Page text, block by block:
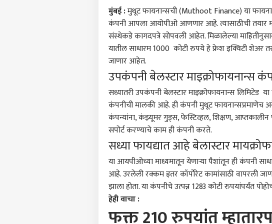
मुंबई :मुथूट फायनान्सची (Muthoot Finance) या
कंपनी आपला आयोपीओ आणणार आहे. त्यासाठीची तयार
संस्थेकडे कागदपत्रे सोपवली आहेत. मिळालेल्या
यातील साधारम 1000 कोटी रुपये हे फ्रेश इक्विटी
जाणार आहेत.
उपकंपनी बेलस्टार माइक्रोफायनान्स
सध्यातरी उपकंपनी बेलस्टार माइक्रोफायनान्स लिमिटेड
कंपनीची मालकी आहे. ही कंपनी मुथूट फायनान्सप्रमाणेच
कंपन्यांना, कंझ्यूमर गुड्स, फेस्टिव्हल, शिक्षण, आप्तकालीन
सपोर्ट करण्याचे काम ही कंपनी करते.
सध्या फायद्यात आहे बेलास्टार
या आयपीओच्या माध्यमातून येणाऱ्या पैशांतून ही कंपनी
आहे. उरलेली रक्कम इतर कॉर्पोरेट कामांसाठी वापरली
झाला होता. या कंपनीचे उत्पन्न 1283 कोटी रुपयांपर्यंत
हेही वाचा :
फक्त 210 रुपयांत
हॅलो गेस्ट
पर्सनल कॉर्नर
टॉप आर्टिकल